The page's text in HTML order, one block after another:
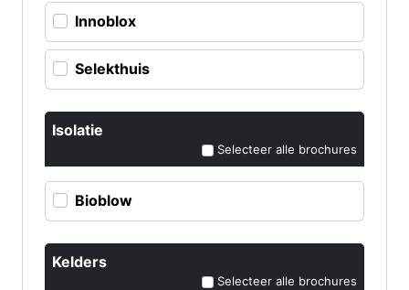
Innoblox
Selekthuis
Isolatie
Selecteer alle brochures
Bioblow
Kelders
Selecteer alle brochures